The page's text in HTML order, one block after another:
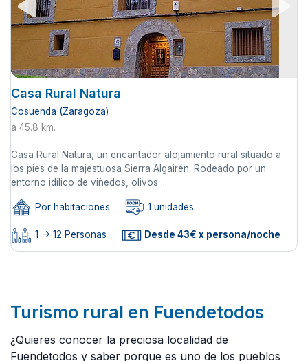
Casa Rural Natura
Cosuenda (Zaragoza)
a 45.8 km.
Casa Rural Natura, un encantador alojamiento rural situado a
los pies de la majestuosa Sierra Algairén. Rodeado por un
entorno idílico de viñedos, olivos ...
Por habitaciones 1 unidades
1 -> 12 Personas Desde 43€ x persona/noche
Turismo rural en Fuendetodos
¿Quieres conocer la preciosa localidad de
Fuendetodos y saber porque es uno de los pueblos